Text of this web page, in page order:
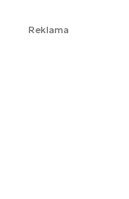
Reklama